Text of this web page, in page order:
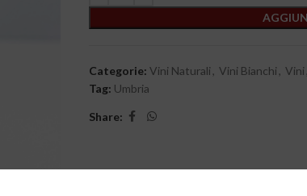
Categorie: Vini Naturali , Vini Bianchi , Vini
Tag: Umbria
Share: